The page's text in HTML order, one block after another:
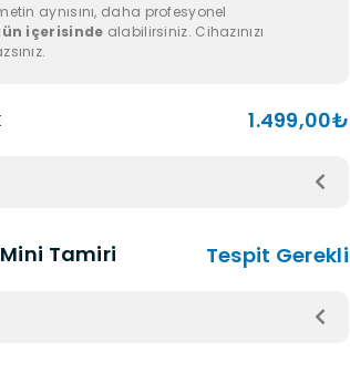
aynısını, daha profesyonel
içerisinde alabilirsiniz. Cihazınızı
1.499,00₺
Tamiri Tespit Gerekli